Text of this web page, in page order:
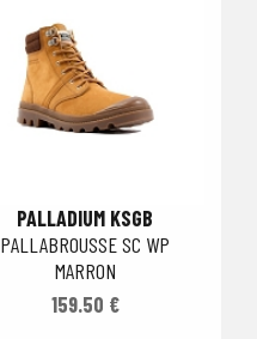
PALLADIUM KSGB
PALLABROUSSE SC WP
MARRON
159.50 €